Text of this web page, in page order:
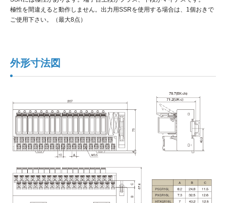
極性を間違えると動作しません。出力用SSRを使用する場合は、1個おきで
ご使用下さい。（最大8点）
外形寸法図